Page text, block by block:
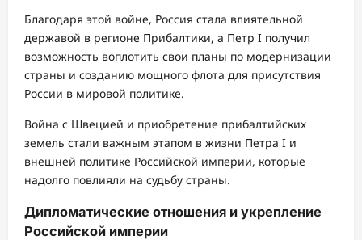
Благодаря этой войне, Россия стала влиятельной
державой в регионе Прибалтики, а Петр I получил
возможность воплотить свои планы по модернизации
страны и созданию мощного флота для присутствия
России в мировой политике.
Война с Швецией и приобретение прибалтийских
земель стали важным этапом в жизни Петра I и
внешней политике Российской империи, которые
надолго повлияли на судьбу страны.
Дипломатические отношения и укрепление
Российской империи